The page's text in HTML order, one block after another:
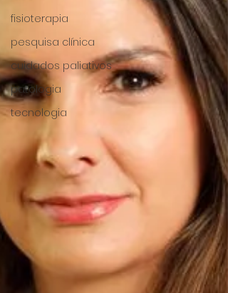
fisioterapia
pesquisa clínica
cuidados paliativos
patologia
tecnologia